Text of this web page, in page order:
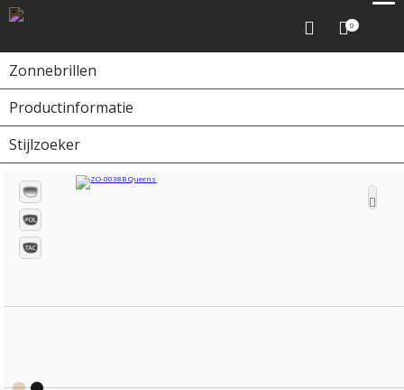
0
Zonnebrillen
Productinformatie
Stijlzoeker
Home Zonnebrillen